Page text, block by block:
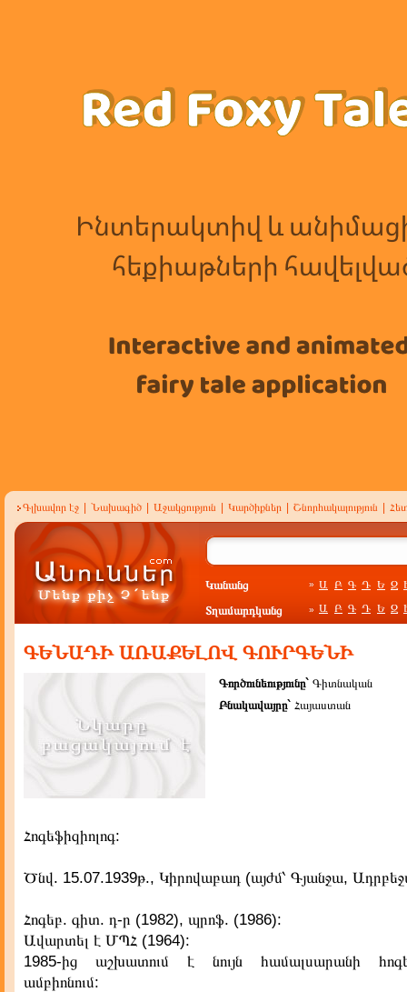
Գլխավոր էջ Նախագիծ Աջակցություն Կարծիքներ Շնորհակալություն
Կանանց » Ա Բ Գ Դ Ե Զ
Տղամարդկանց » Ա Բ Գ Դ Ե Զ
ԳԵՆԱԴԻ ԱՌԱՔԵԼՈՎ ԳՈՒՐԳԵՆԻ
Գործունեությունը` Գիտնական
Բնակավայրը` Հայաստան
Հոգեֆիզիոլոգ:
Ծնվ. 15.07.1939թ., Կիրովաբադ (այժմ՝ Գյանջա,
Հոգեբ. գիտ. դ-ր (1982), պրոֆ. (1986):
Ավարտել է ՄՊՀ (1964):
1985-ից աշխատում է նույն համալսարանի
ամբիոնում: